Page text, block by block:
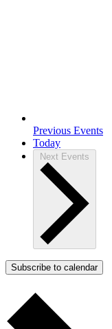
Previous Events
Today
Next Events
Subscribe to calendar